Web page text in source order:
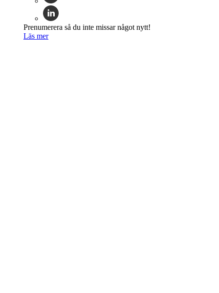
Prenumerera så du inte missar något nytt!
Läs mer